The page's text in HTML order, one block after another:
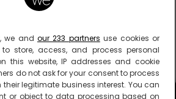
we and our 233 partners use cookies or
store, access, and process personal
this website, IP addresses and cookie
do not ask for your consent to process
legitimate business interest. You can
or object to data processing based on